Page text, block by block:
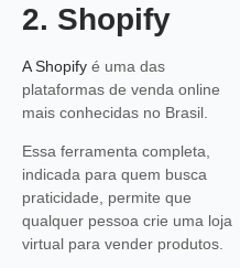
2. Shopify
A Shopify é uma das
plataformas de venda online
mais conhecidas no Brasil.
Essa ferramenta completa,
indicada para quem busca
praticidade, permite que
qualquer pessoa crie uma loja
virtual para vender produtos.